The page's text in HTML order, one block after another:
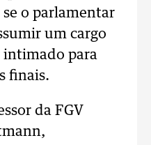
o parlamentar
um cargo
intimado para
finais.
da FGV